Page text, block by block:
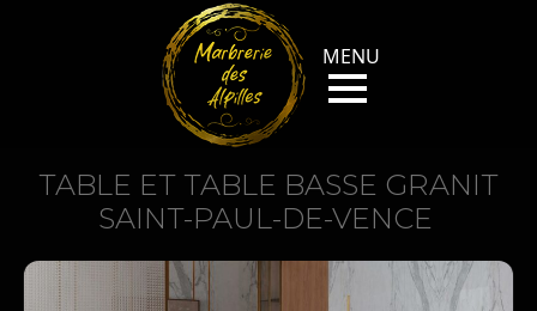
TABLE ET TABLE BASSE GRANIT
SAINT-PAUL-DE-VENCE